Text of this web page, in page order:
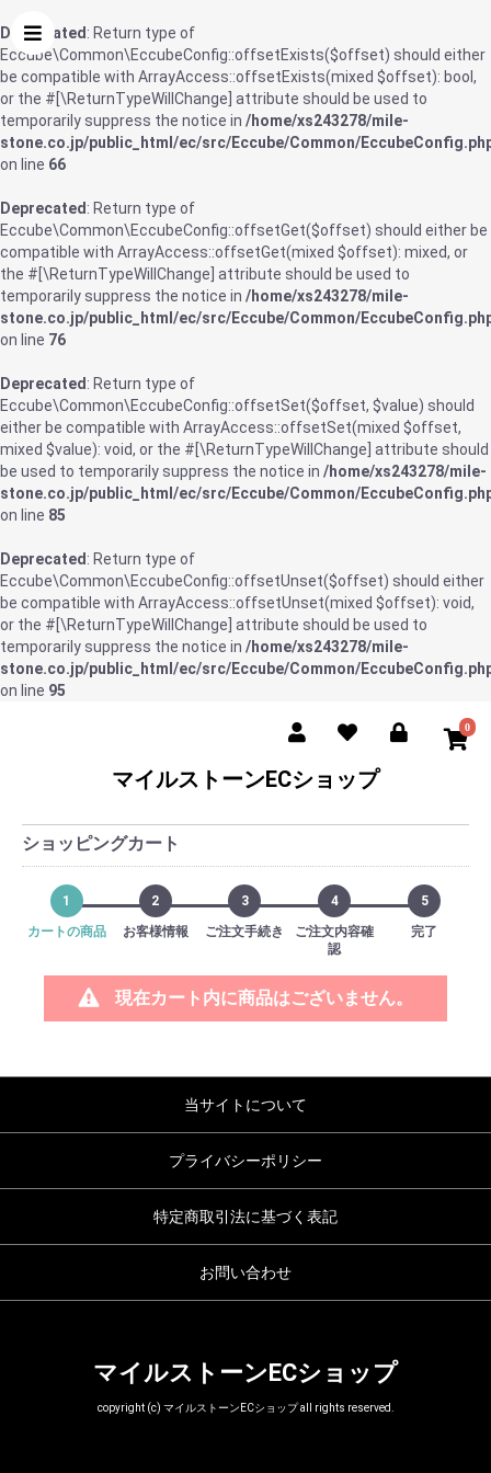
Deprecated : Return type of
Eccube\Common\EccubeConfig::offsetExists($offset) should either
be compatible with ArrayAccess::offsetExists(mixed $offset): bool,
or the #[\ReturnTypeWillChange] attribute should be used to
temporarily suppress the notice in /home/xs243278/mile-
stone.co.jp/public_html/ec/src/Eccube/Common/
on line 66
Deprecated : Return type of
Eccube\Common\EccubeConfig::offsetGet($offset) should either be
compatible with ArrayAccess::offsetGet(mixed $offset): mixed, or
the #[\ReturnTypeWillChange] attribute should be used to
temporarily suppress the notice in /home/xs243278/mile-
stone.co.jp/public_html/ec/src/Eccube/Common/
on line 76
Deprecated : Return type of
Eccube\Common\EccubeConfig::offsetSet($offset, $value) should
either be compatible with ArrayAccess::offsetSet(mixed $offset,
mixed $value): void, or the #[\ReturnTypeWillChange] attribute should
be used to temporarily suppress the notice in /home/xs243278/mile-
stone.co.jp/public_html/ec/src/Eccube/Common/
on line 85
Deprecated : Return type of
Eccube\Common\EccubeConfig::offsetUnset($offset) should either
be compatible with ArrayAccess::offsetUnset(mixed $offset): void,
or the #[\ReturnTypeWillChange] attribute should be used to
temporarily suppress the notice in /home/xs243278/mile-
stone.co.jp/public_html/ec/src/Eccube/Common/
on line 95
0
マイルストーンECショップ
ショッピングカート
1
カートの商品
2
お客様情報
3
ご注文手続き
4
ご注文内容確
認
5
完了
現在カート内に商品はございません。
当サイトについて
プライバシーポリシー
特定商取引法に基づく表記
お問い合わせ
マイルストーンECショップ
copyright (c) マイルストーンECショップ all rights reserved.